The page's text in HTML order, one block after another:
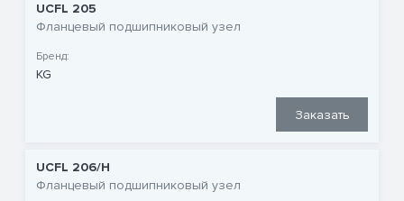
UCFL 205
Фланцевый подшипниковый узел
Бренд:
KG
Заказать
UCFL 206/H
Фланцевый подшипниковый узел